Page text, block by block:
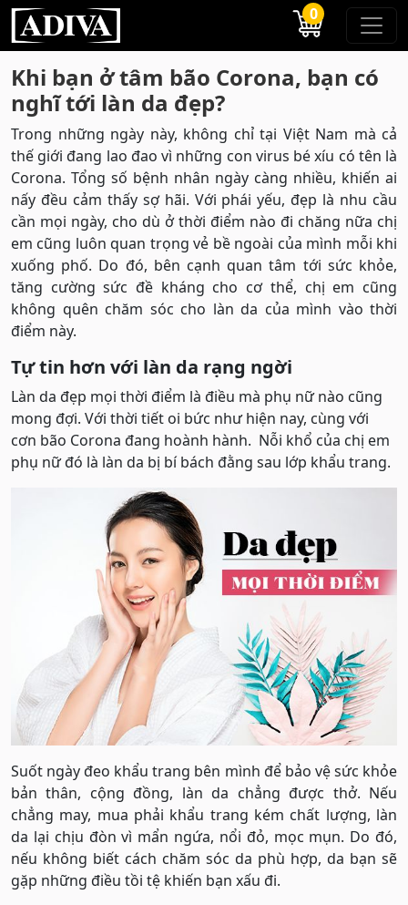
0
Khi bạn ở tâm bão Corona, bạn có
nghĩ tới làn da đẹp?
Trong những ngày này, không chỉ tại Việt Nam mà cả
thế giới đang lao đao vì những con virus bé xíu có tên là
Corona. Tổng số bệnh nhân ngày càng nhiều, khiến ai
nấy đều cảm thấy sợ hãi. Với phái yếu, đẹp là nhu cầu
cần mọi ngày, cho dù ở thời điểm nào đi chăng nữa chị
em cũng luôn quan trọng vẻ bề ngoài của mình mỗi khi
xuống phố. Do đó, bên cạnh quan tâm tới sức khỏe,
tăng cường sức đề kháng cho cơ thể, chị em cũng
không quên chăm sóc cho làn da của mình vào thời
điểm này.
Tự tin hơn với làn da rạng ngời
Làn da đẹp mọi thời điểm là điều mà phụ nữ nào cũng
mong đợi. Với thời tiết oi bức như hiện nay, cùng với
cơn bão Corona đang hoành hành. Nỗi khổ của chị em
phụ nữ đó là làn da bị bí bách đằng sau lớp khẩu trang.
Suốt ngày đeo khẩu trang bên mình để bảo vệ sức khỏe
bản thân, cộng đồng, làn da chẳng được thở. Nếu
chẳng may, mua phải khẩu trang kém chất lượng, làn
da lại chịu đòn vì mẩn ngứa, nổi đỏ, mọc mụn. Do đó,
nếu không biết cách chăm sóc da phù hợp, da bạn sẽ
gặp những điều tồi tệ khiến bạn xấu đi.